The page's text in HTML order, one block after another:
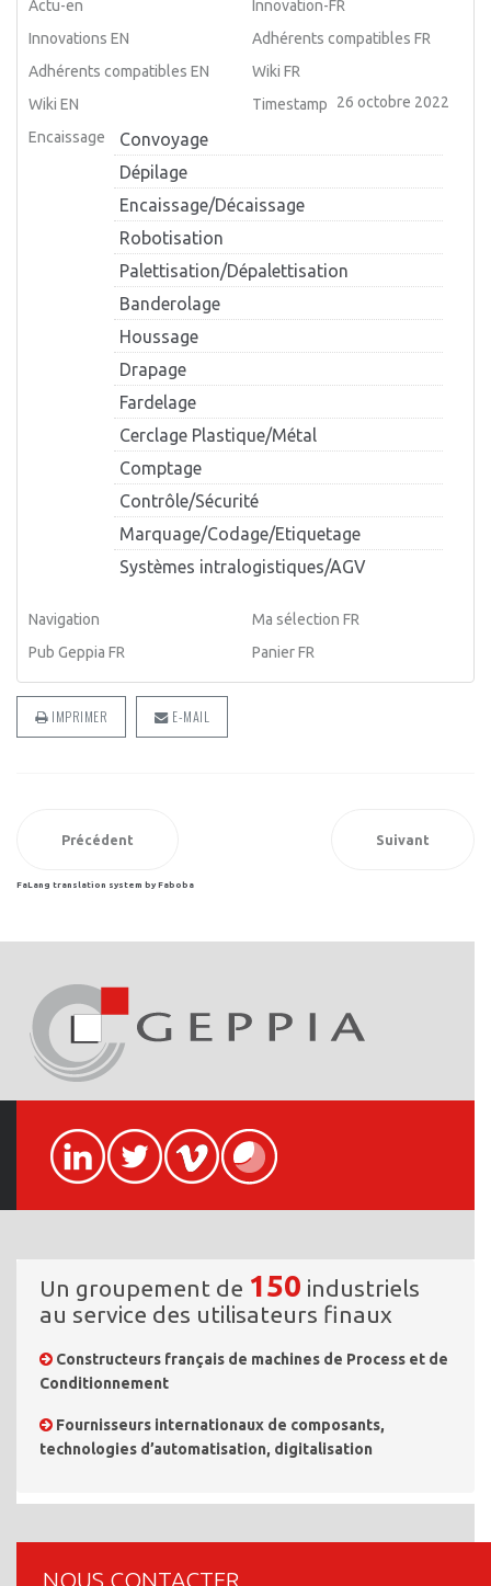
Actu-en
Innovation-FR
Innovations EN
Adhérents compatibles FR
Adhérents compatibles EN
Wiki FR
Wiki EN
Timestamp
26 octobre 2022
Encaissage
Convoyage
Dépilage
Encaissage/Décaissage
Robotisation
Palettisation/Dépalettisation
Banderolage
Houssage
Drapage
Fardelage
Cerclage Plastique/Métal
Comptage
Contrôle/Sécurité
Marquage/Codage/Etiquetage
Systèmes intralogistiques/AGV
Navigation
Ma sélection FR
Pub Geppia FR
Panier FR
IMPRIMER E-MAIL
Précédent Suivant
FaLang translation system by Faboba
Un groupement de 150 industriels
au service des utilisateurs finaux
Constructeurs français de machines de Process et de
Conditionnement
Fournisseurs internationaux de composants,
technologies d’automatisation, digitalisation
NOUS CONTACTER